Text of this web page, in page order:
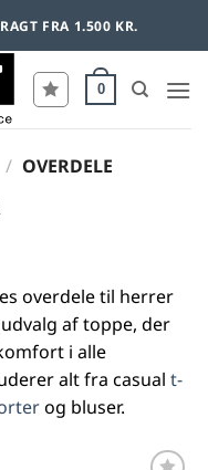
FRA 1.500 KR.
0
/ OVERDELE
overdele til herrer
af toppe, der
i alle
alt fra casual t-
og bluser.